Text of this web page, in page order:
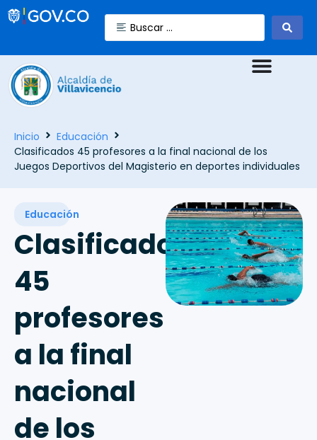
Inicio
Educación
Clasificados 45 profesores a la final nacional de los
Juegos Deportivos del Magisterio en deportes individuales
Educación
Clasificados
45
profesores
a la final
nacional
de los